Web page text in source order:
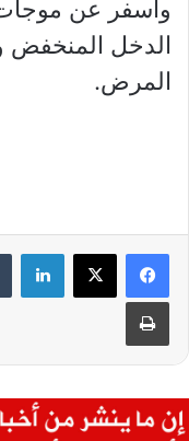
وأسفر عن
الدخل المنخفض
المرض.
طباعة